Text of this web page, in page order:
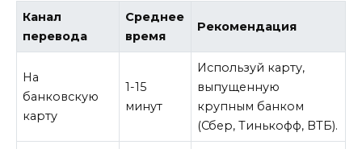
Канал
перевода
Среднее
время
Рекомендация
На
банковскую
карту
1-15
минут
Используй карту,
выпущенную
крупным банком
(Сбер, Тинькофф, ВТБ).